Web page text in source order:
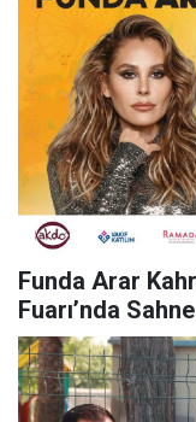
Funda Arar
Fuarı’nda